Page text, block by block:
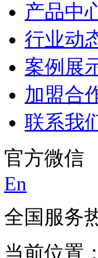
产品中
行业动
案例展
加盟合
联系我
官方微信
En
全国服务
当前位置：